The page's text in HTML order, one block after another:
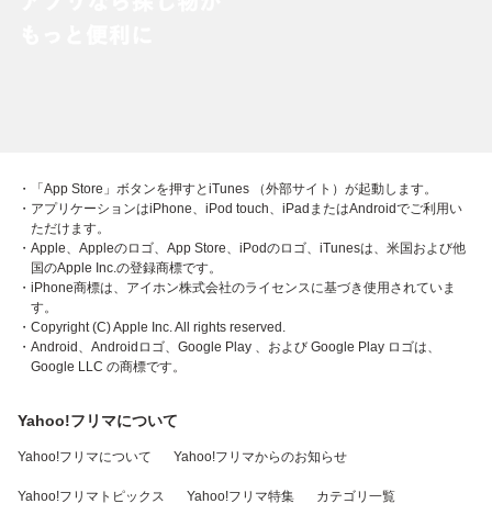
・「App Store」ボタンを押すとiTunes （外部サイト）が起動します。
・アプリケーションはiPhone、iPod touch、iPadまたはAndroidでご利用い
ただけます。
・Apple、Appleのロゴ、App Store、iPodのロゴ、iTunesは、米国および他
国のApple Inc.の登録商標です。
・iPhone商標は、アイホン株式会社のライセンスに基づき使用されていま
す。
・Copyright (C) Apple Inc. All rights reserved.
・Android、Androidロゴ、Google Play 、および Google Play ロゴは、
Google LLC の商標です。
Yahoo!フリマについて
Yahoo!フリマについて Yahoo!フリマからのお知らせ
Yahoo!フリマトピックス Yahoo!フリマ特集 カテゴリ一覧